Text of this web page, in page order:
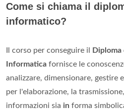
Come si chiama il
informatico?
Il corso per conseguire il Diploma
Informatica fornisce le
analizzare, dimensionare, gestire
per l'elaborazione, la
informazioni sia in forma